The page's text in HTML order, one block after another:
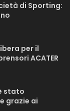
di Sporting:
per il
ACATER
stato
grazie ai